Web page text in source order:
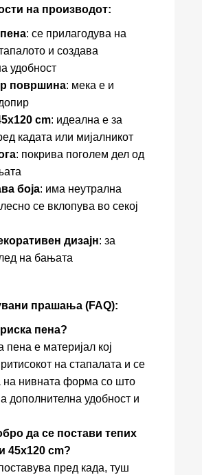
на производот:
: се прилагодува на
и создава
удобност
површина: мека е и
cm: идеална е за
кадата или мијалникот
: покрива поголем дел од
боја: има неутрална
се вклопува во секој
дизајн: за
на бањата
прашања (FAQ):
пена?
пена е материјал кој
на стапалата и се
на нивната форма со што
дополнителна удобност и
да се постави тепих
45x120 cm?
пред када, туш